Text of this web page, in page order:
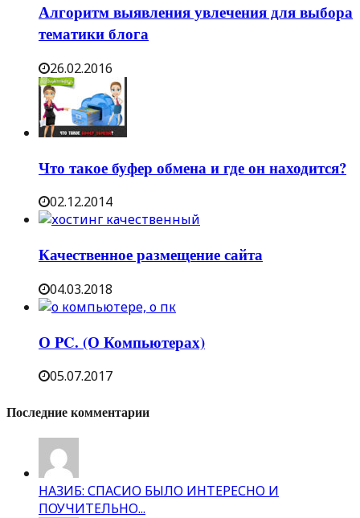
Алгоритм выявления увлечения для выбора
тематики блога
26.02.2016
Что такое буфер обмена и где он находится?
02.12.2014
Качественное размещение сайта
04.03.2018
О PC. (О Компьютерах)
05.07.2017
Последние комментарии
НАЗИБ: СПАСИО БЫЛО ИНТЕРЕСНО И
ПОУЧИТЕЛЬНО...